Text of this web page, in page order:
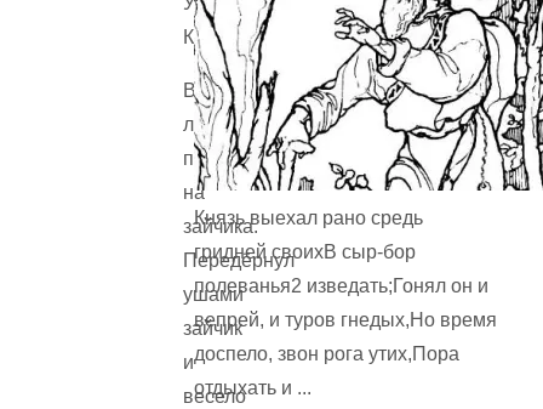
Второй
луч
попал
на
зайчика.
Передёрнул
ушами
зайчик
и
весело
Князь выехал рано средь
гридней своихВ сыр-бор
полеванья2 изведать;Гонял он и
вепрей, и туров гнедых,Но время
доспело, звон рога утих,Пора
отдыхать и ...